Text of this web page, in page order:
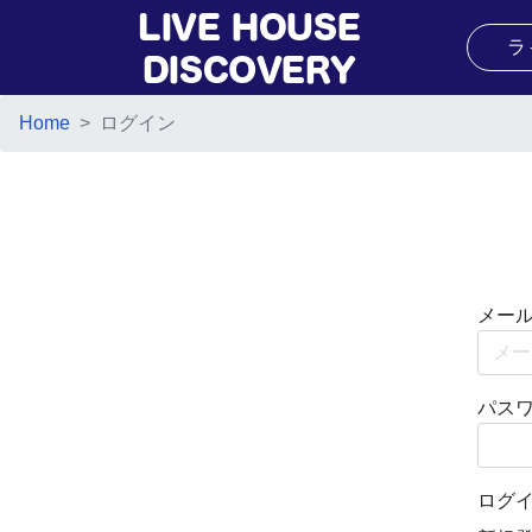
Home ログイン
メー
パス
ログ